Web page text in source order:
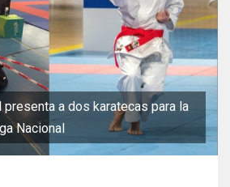
presenta a dos karatecas para la
Nacional